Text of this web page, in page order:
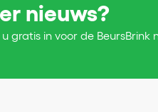
nieuws?
gratis in voor de BeursBrink